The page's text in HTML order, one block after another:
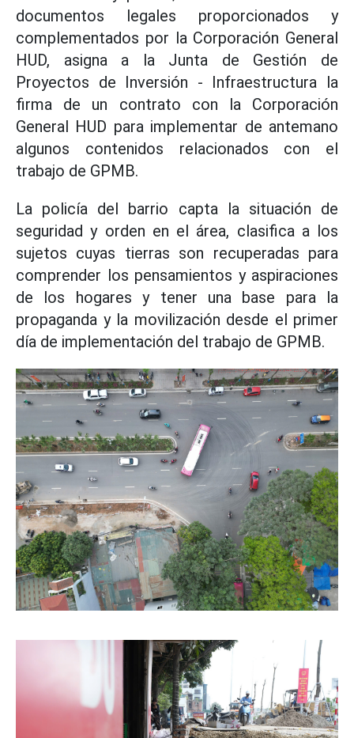
documentos legales proporcionados y
complementados por la Corporación General
HUD, asigna a la Junta de Gestión de
Proyectos de Inversión - Infraestructura la
firma de un contrato con la Corporación
General HUD para implementar de antemano
algunos contenidos relacionados con el
trabajo de GPMB.
La policía del barrio capta la situación de
seguridad y orden en el área, clasifica a los
sujetos cuyas tierras son recuperadas para
comprender los pensamientos y aspiraciones
de los hogares y tener una base para la
propaganda y la movilización desde el primer
día de implementación del trabajo de GPMB.